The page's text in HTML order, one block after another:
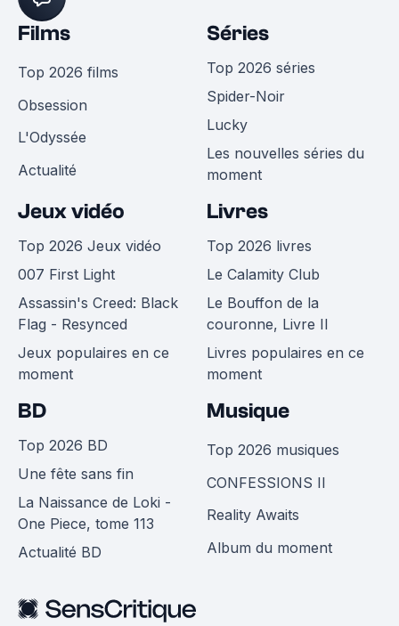
Films
Top 2026 films
Obsession
L'Odyssée
Actualité
Séries
Top 2026 séries
Spider-Noir
Lucky
Les nouvelles séries du
moment
Jeux vidéo
Top 2026 Jeux vidéo
007 First Light
Assassin's Creed: Black
Flag - Resynced
Jeux populaires en ce
moment
Livres
Top 2026 livres
Le Calamity Club
Le Bouffon de la
couronne, Livre II
Livres populaires en ce
moment
BD
Top 2026 BD
Une fête sans fin
La Naissance de Loki -
One Piece, tome 113
Actualité BD
Musique
Top 2026 musiques
CONFESSIONS II
Reality Awaits
Album du moment